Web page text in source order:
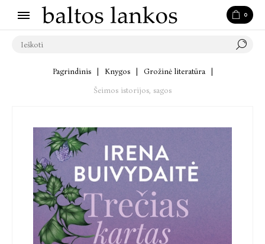
0
Pagrindinis Knygos Grožinė literatūra
Šeimos istorijos, sagos